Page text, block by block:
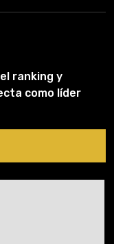
ranking y
como líder